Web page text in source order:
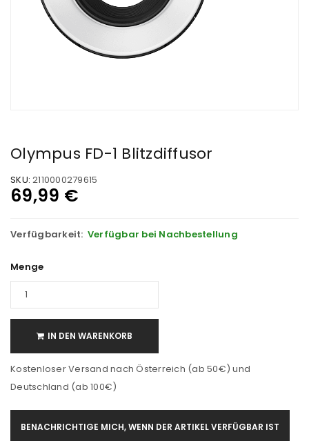
Olympus FD-1 Blitzdiffusor
SKU: 2110000279615
69,99 €
Verfügbarkeit: Verfügbar bei Nachbestellung
Menge
IN DEN WARENKORB
Kostenloser Versand nach Österreich (ab 50€) und
Deutschland (ab 100€)
BENACHRICHTIGE MICH, WENN DER ARTIKEL VERFÜGBAR IST